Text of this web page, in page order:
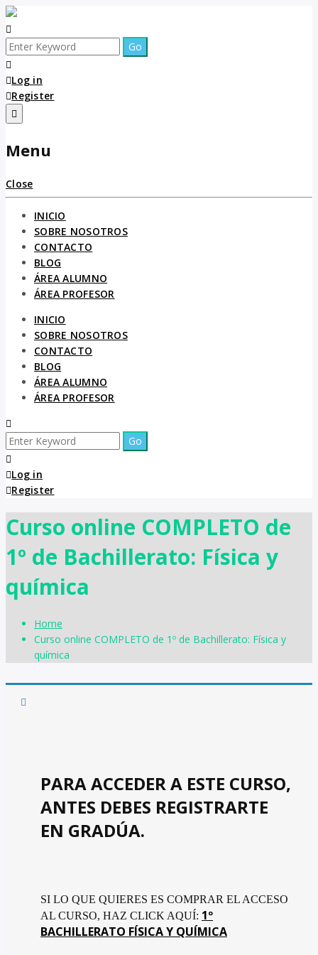
Log in
Register
Menu
Close
INICIO
SOBRE NOSOTROS
CONTACTO
BLOG
ÁREA ALUMNO
ÁREA PROFESOR
INICIO
SOBRE NOSOTROS
CONTACTO
BLOG
ÁREA ALUMNO
ÁREA PROFESOR
Log in
Register
Curso online COMPLETO de
1º de Bachillerato: Física y
química
Home
Curso online COMPLETO de 1º de Bachillerato: Física y
química
PARA ACCEDER A ESTE CURSO,
ANTES DEBES REGISTRARTE
EN GRADÚA.
SI LO QUE QUIERES ES COMPRAR EL ACCESO
AL CURSO, HAZ CLICK AQUÍ: 1º
BACHILLERATO FÍSICA Y QUÍMICA